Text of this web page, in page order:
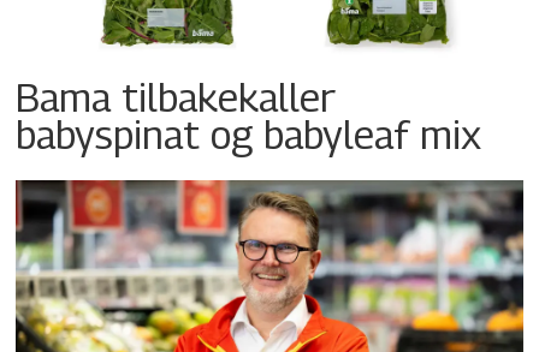
Bama tilbakekaller
babyspinat og babyleaf mix